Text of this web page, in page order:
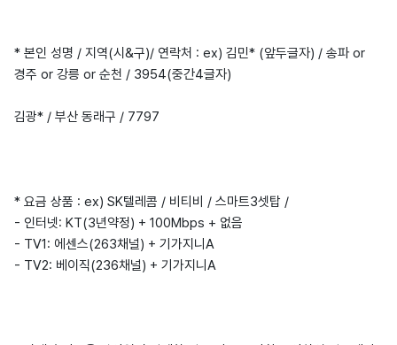
* 본인 성명 / 지역(시&구)/ 연락처 : ex) 김민* (앞두글자) / 송파 or
경주 or 강릉 or 순천 / 3954(중간4글자)
김광* / 부산 동래구 / 7797
* 요금 상품 : ex) SK텔레콤 / 비티비 / 스마트3셋탑 /
- 인터넷: KT(3년약정) + 100Mbps + 없음
- TV1: 에센스(263채널) + 기가지니A
- TV2: 베이직(236채널) + 기가지니A